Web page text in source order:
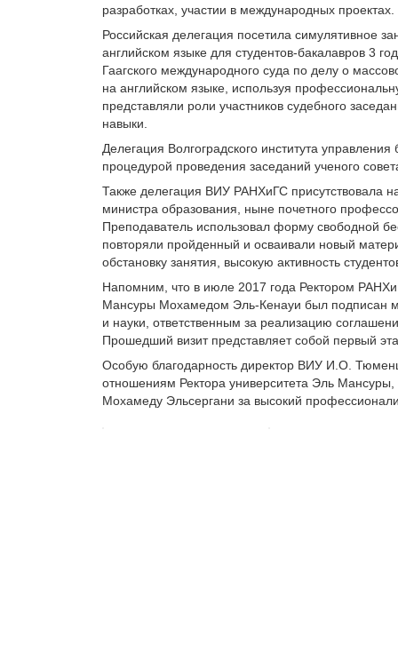
разработках, участии в международных проектах.
Российская делегация посетила симулятивное
английском языке для студентов-бакалавров 3
Гаагского международного суда по делу о
на английском языке, используя
представляли роли участников судебного
навыки.
Делегация Волгоградского института
процедурой проведения заседаний ученого
Также делегация ВИУ РАНХиГС присутствовала
министра образования, ныне почетного
Преподаватель использовал форму свободной
повторяли пройденный и осваивали новый
обстановку занятия, высокую активность
Напомним, что в июле 2017 года Ректором
Мансуры Мохамедом Эль-Кенауи был подписан
и науки, ответственным за реализацию
Прошедший визит представляет собой первый
Особую благодарность директор ВИУ И.О.
отношениям Ректора университета Эль
Мохамеду Эльсергани за высокий